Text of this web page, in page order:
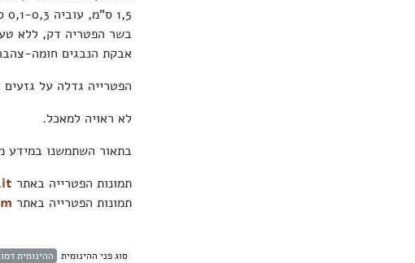
1,5 ס"מ, עוביה 0,1-0,3 ס"מ, צבעה חום-זיתי, חום-בהיר, בעל ברק וכיסוי גרגירי לבנבן.
בשר הפטריה דק, ללא
אבקת הנבגים חומה-צהבהבה.
הפטרייה גדלה על
לא ראויה למאכל.
בתאור השתמשנו במידע
תמונות הפטרייה באתר
תמונות הפטרייה באתר
סוג פני ההינומית
ההינומית